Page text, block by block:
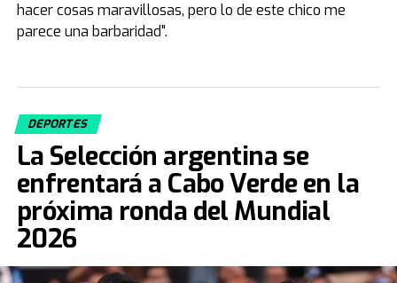
hacer cosas maravillosas, pero lo de este chico me
parece una barbaridad".
DEPORTES
La Selección argentina se
enfrentará a Cabo Verde en la
próxima ronda del Mundial
2026